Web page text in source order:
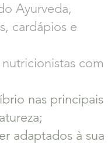
Ayurveda,
cardápios e
com
nas principais
adaptados à sua